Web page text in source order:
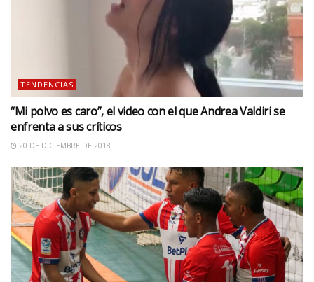
TENDENCIAS
“Mi polvo es caro”, el video con el que Andrea Valdiri se
enfrenta a sus críticos
20 DE DICIEMBRE DE 2018